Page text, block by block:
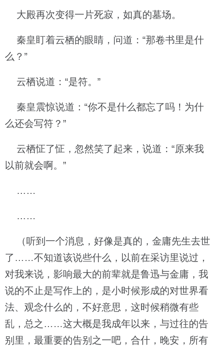
大殿再次变得一片死寂，如真的墓场。
秦皇盯着云栖的眼睛，问道：“那卷书里是什
么？”
云栖说道：“是符。”
秦皇震惊说道：“你不是什么都忘了吗！为什
么还会写符？”
云栖怔了怔，忽然笑了起来，说道：“原来我
以前就会啊。”
……
……
（听到一个消息，好像是真的，金庸先生去世
了……不知道该说些什么，以前在采访里说过，
对我来说，影响最大的前辈就是鲁迅与金庸，我
说的不止是写作上的，是小时候形成的对世界看
法、观念什么的，不好意思，这时候稍微有些
乱，总之……这大概是我成年以来，与过往的告
别里，最重要的告别之一吧，合什，晚安，所有